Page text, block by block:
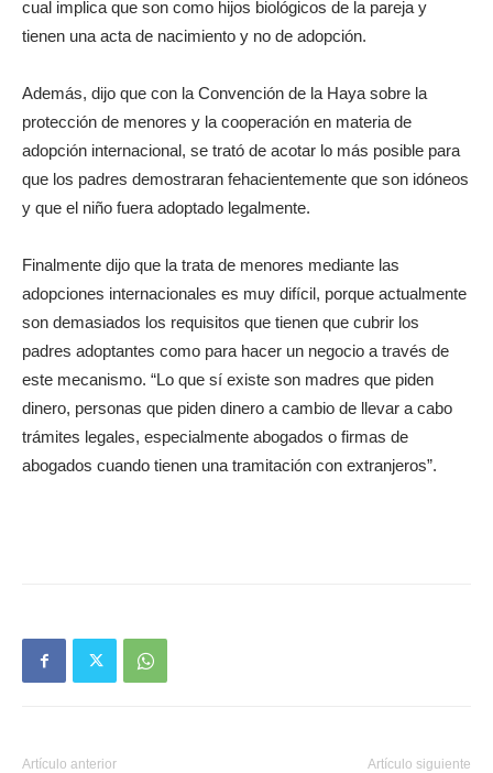
cual implica que son como hijos biológicos de la pareja y
tienen una acta de nacimiento y no de adopción.
Además, dijo que con la Convención de la Haya sobre la
protección de menores y la cooperación en materia de
adopción internacional, se trató de acotar lo más posible para
que los padres demostraran fehacientemente que son idóneos
y que el niño fuera adoptado legalmente.
Finalmente dijo que la trata de menores mediante las
adopciones internacionales es muy difícil, porque actualmente
son demasiados los requisitos que tienen que cubrir los
padres adoptantes como para hacer un negocio a través de
este mecanismo. “Lo que sí existe son madres que piden
dinero, personas que piden dinero a cambio de llevar a cabo
trámites legales, especialmente abogados o firmas de
abogados cuando tienen una tramitación con extranjeros”.
Artículo anterior Artículo siguiente